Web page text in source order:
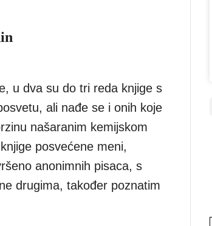
u dva su do tri reda knjige s
ali nađe se i onih koje
našaranim kemijskom
posvećene meni,
anonimnih pisaca, s
drugima, također poznatim